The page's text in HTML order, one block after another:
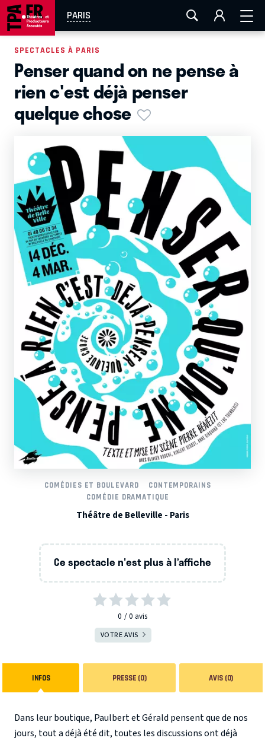
PARIS
AIX-MARSEILLE LA ROCHELLE
EN TOURNÉE
SPECTACLES À PARIS
Penser quand on ne pense à
rien c'est déjà penser
quelque chose
COMÉDIES ET BOULEVARD
CONTEMPORAINS
COMÉDIE DRAMATIQUE
Théâtre de Belleville - Paris
Ce spectacle n'est plus à l’affiche
0 0 avis
VOTRE AVIS
INFOS PRESSE (0) AVIS (0)
Dans leur boutique, Paulbert et Gérald pensent que de nos
jours, tout a déjà été dit, toutes les discussions ont déjà